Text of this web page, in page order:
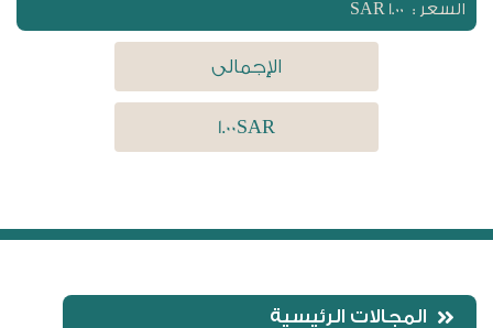
السعر : 1.00 SAR
الإجمالى
1.00SAR
المجالات الرئيسية